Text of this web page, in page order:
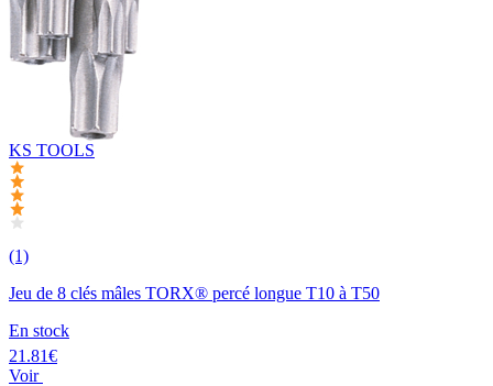
KS TOOLS
(1)
Jeu de 8 clés mâles TORX® percé longue T10 à T50
En stock
21.81€
Voir